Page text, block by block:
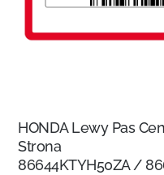
HONDA Lewy Pas
Strona
86644KTYH50ZA /